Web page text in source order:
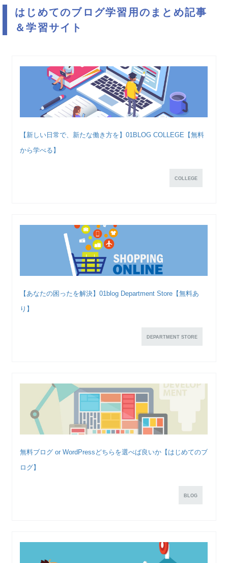
はじめてのブログ学習用のまとめ記事
＆学習サイト
【新しい日常で、新たな働き方を】01BLOG COLLEGE【無料
から学べる】
COLLEGE
【あなたの困ったを解決】01blog Department Store【無料あ
り】
DEPARTMENT STORE
無料ブログ or WordPressどちらを選べば良いか【はじめてのブ
ログ】
BLOG